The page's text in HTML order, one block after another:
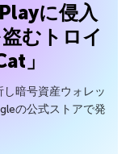
に侵入
むトロイ
」
暗号資産ウォレッ
の公式ストアで発